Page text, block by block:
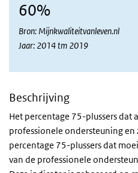
60%
Bron: Mijnkwaliteitvanleven.nl
Jaar: 2014 tm 2019
Beschrijving
Het percentage 75-plussers dat
professionele ondersteuning en
percentage 75-plussers dat
van de professionele